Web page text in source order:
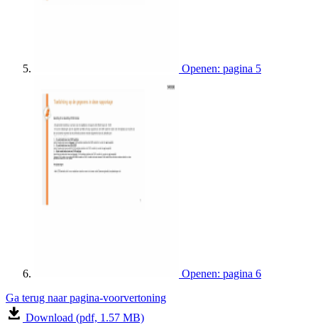
Openen: pagina 5
Openen: pagina 6
Ga terug naar pagina-voorvertoning
Download (pdf, 1.57 MB)